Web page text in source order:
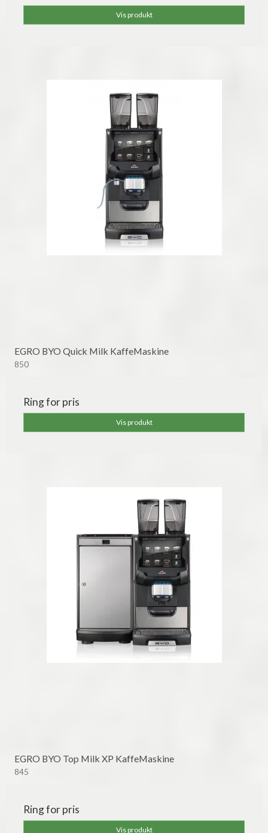
Vis produkt
EGRO BYO Quick Milk KaffeMaskine
850
Ring for pris
Vis produkt
EGRO BYO Top Milk XP KaffeMaskine
845
Ring for pris
Vis produkt